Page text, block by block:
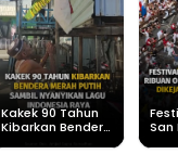
Kakek 90 Tahun
Kibarkan Bendera
San